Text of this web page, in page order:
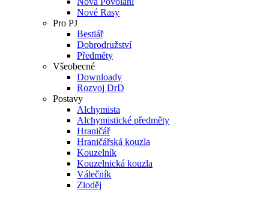
Nové Rasy
Pro PJ
Bestiář
Dobrodružství
Předměty
Všeobecné
Downloady
Rozvoj DrD
Postavy
Alchymista
Alchymistické předměty
Hraničář
Hraničářská kouzla
Kouzelník
Kouzelnická kouzla
Válečník
Zloděj